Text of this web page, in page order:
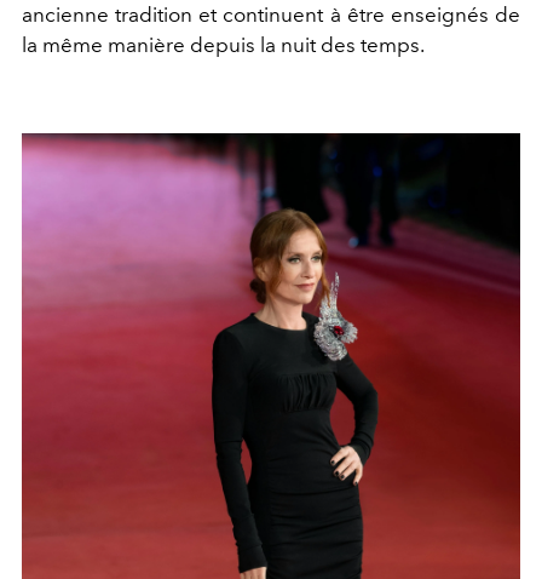
ancienne tradition et continuent à être enseignés de
la même manière depuis la nuit des temps.